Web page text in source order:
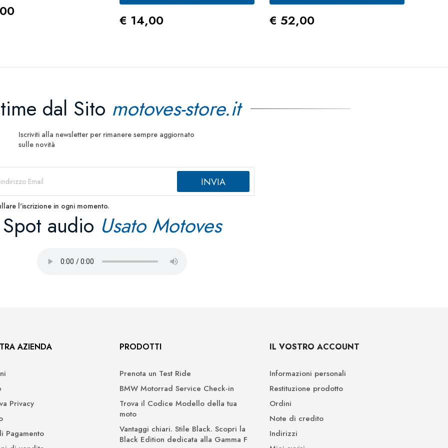
Prezzo
€ 14,00 Prezzo
€ 52,00
dal Sito motoves-store.it
Iscriviti alla newsletter per rimanere sempre aggiornato
sulle novità
l'iscrizione in ogni momento.
Spot audio Usato Motoves
AZIENDA
Privacy
Pagamento
PRODOTTI
Prenota un Test Ride
BMW Motorrad Service Check-in
Trova il Codice Modello della tua
moto
Vantaggi chiari. Stile Black. Scopri la
Black Edition dedicata alla Gamma F
IL VOSTRO ACCOUNT
Informazioni personali
Restituzione prodotto
Ordini
Note di credito
Indirizzi